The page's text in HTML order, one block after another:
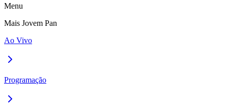
Menu
Mais Jovem Pan
Ao Vivo
Programação